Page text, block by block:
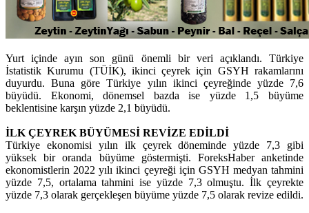
Yurt içinde ayın son günü önemli bir veri açıklandı. Türkiye
İstatistik Kurumu (TÜİK), ikinci çeyrek için GSYH rakamlarını
duyurdu. Buna göre Türkiye yılın ikinci çeyreğinde yüzde 7,6
büyüdü. Ekonomi, dönemsel bazda ise yüzde 1,5 büyüme
beklentisine karşın yüzde 2,1 büyüdü.
İLK ÇEYREK BÜYÜMESİ REVİZE EDİLDİ
Türkiye ekonomisi yılın ilk çeyrek döneminde yüzde 7,3 gibi
yüksek bir oranda büyüme göstermişti. ForeksHaber anketinde
ekonomistlerin 2022 yılı ikinci çeyreği için GSYH medyan tahmini
yüzde 7,5, ortalama tahmini ise yüzde 7,3 olmuştu. İlk çeyrekte
yüzde 7,3 olarak gerçekleşen büyüme yüzde 7,5 olarak revize edildi.